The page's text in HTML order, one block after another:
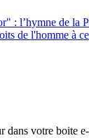
: l’hymne de la
de l'homme à
dans votre boite